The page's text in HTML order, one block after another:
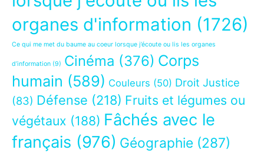
organes d'information (1726)
Ce qui me met du baume au coeur lorsque j’écoute ou lis les organes
d’information (9) Cinéma (376) Corps
humain (589) Couleurs (50) Droit Justice
(83) Défense (218) Fruits et légumes ou
végétaux (188) Fâchés avec le
français (976) Géographie (287)